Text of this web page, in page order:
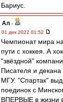
Бариус.
Ал -
01 дек 2022 01:52
Чемпионат мира
пути с хоккея. А
"звёздной"
Писателя и декана
МГУ. "Спартак"
поединок с
ВПЕРВЫЕ в жизни